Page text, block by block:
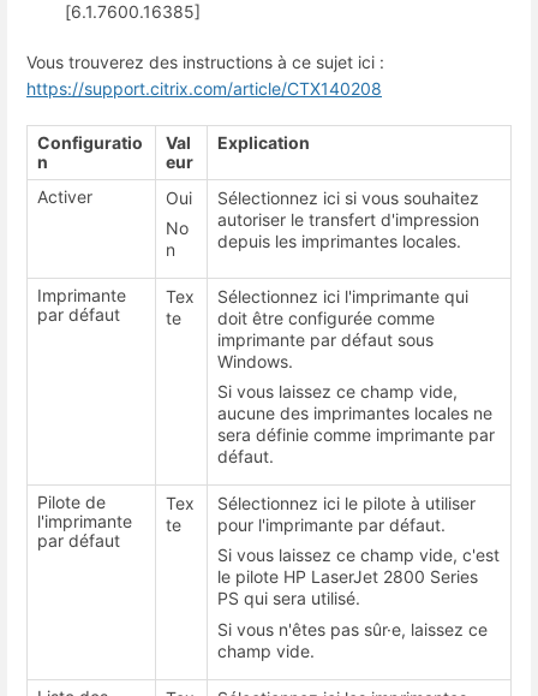
[6.1.7600.16385]
Vous trouverez des instructions à ce sujet ici :
https://support.citrix.com/article/CTX140208
Configuratio
n
Val
eur
Explication
Activer
Oui
No
n
Sélectionnez ici si vous souhaitez
autoriser le transfert d'impression
depuis les imprimantes locales.
Imprimante
par défaut
Tex
te
Sélectionnez ici l'imprimante qui
doit être configurée comme
imprimante par défaut sous
Windows.
Si vous laissez ce champ vide,
aucune des imprimantes locales ne
sera définie comme imprimante par
défaut.
Pilote de
l'imprimante
par défaut
Tex
te
Sélectionnez ici le pilote à utiliser
pour l'imprimante par défaut.
Si vous laissez ce champ vide, c'est
le pilote HP LaserJet 2800 Series
PS qui sera utilisé.
Si vous n'êtes pas sûr·e, laissez ce
champ vide.